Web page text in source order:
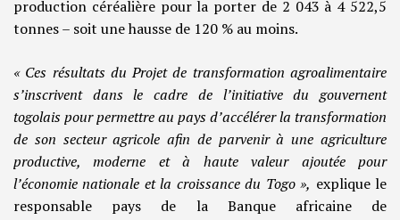
production céréalière pour la porter de 2 043 à 4 522,5
tonnes – soit une hausse de 120 % au moins.
« Ces résultats du Projet de transformation agroalimentaire
s’inscrivent dans le cadre de l’initiative du gouvernent
togolais pour permettre au pays d’accélérer la transformation
de son secteur agricole afin de parvenir à une agriculture
productive, moderne et à haute valeur ajoutée pour
l’économie nationale et la croissance du Togo », explique le
responsable pays de la Banque africaine de